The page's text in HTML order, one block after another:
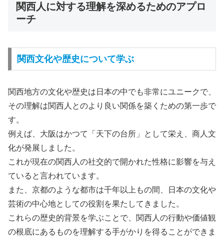
関西人に対する理解を深めるためのアプロ
ーチ
関西文化や歴史について学ぶ
関西地方の文化や歴史は日本の中でも非常にユニークで、
その理解は関西人とのより良い関係を築くための第一歩で
す。
例えば、大阪はかつて「天下の台所」として栄え、商人文
化が発展しました。
これが現在の関西人の社交的で開かれた性格に影響を与え
ていると言われています。
また、京都のような都市は千年以上もの間、日本の文化や
芸術の中心地としての役割を果たしてきました。
これらの歴史的背景を学ぶことで、関西人の行動や価値観
の根底にあるものを理解する手がかりを得ることができま